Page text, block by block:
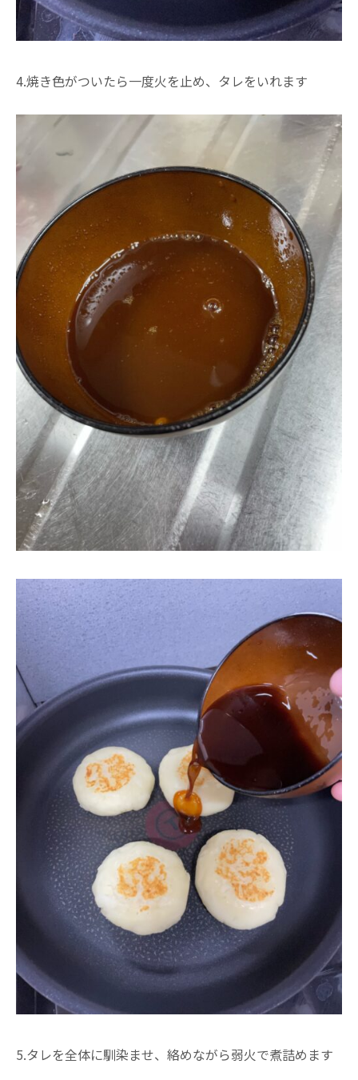
4.焼き色がついたら一度火を止め、タレをいれます
5.タレを全体に馴染ませ、絡めながら弱火で煮詰めます